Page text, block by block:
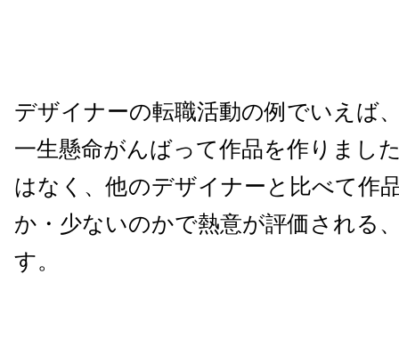
デザイナーの転職活動の例でいえば
一生懸命がんばって作品を作りまし
はなく、他のデザイナーと比べて作
か・少ないのかで熱意が評価される
す。